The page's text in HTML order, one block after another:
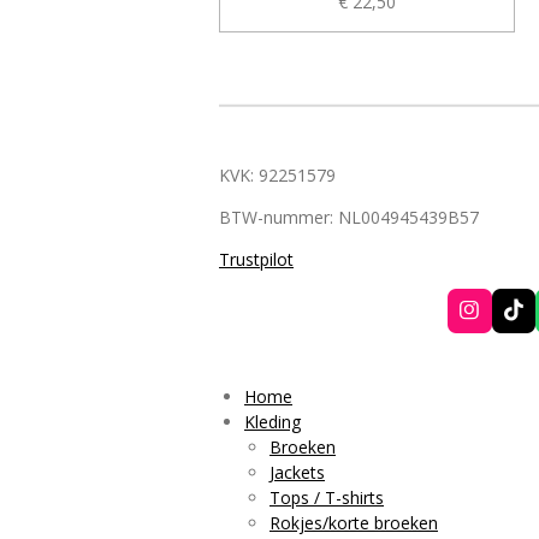
KVK: 92251579
BTW-nummer: NL004945439B57
Trustpilot
I
n
T
i
Home
Kleding
Broeken
Jackets
Tops / T-shirts
Rokjes/korte broeken